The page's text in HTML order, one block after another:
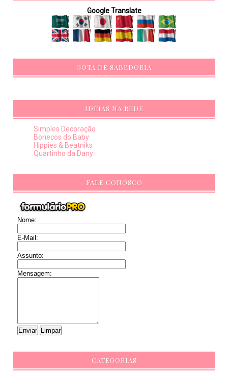
Google Translate
GOTA DE SABEDORIA
IDEIAS NA REDE
Simples Decoração
Bonecos do Baby
Hippies & Beatniks
Quartinho da Dany
FALE CONOSCO
Nome:
E-Mail:
Assunto:
Mensagem:
CATEGORIAS